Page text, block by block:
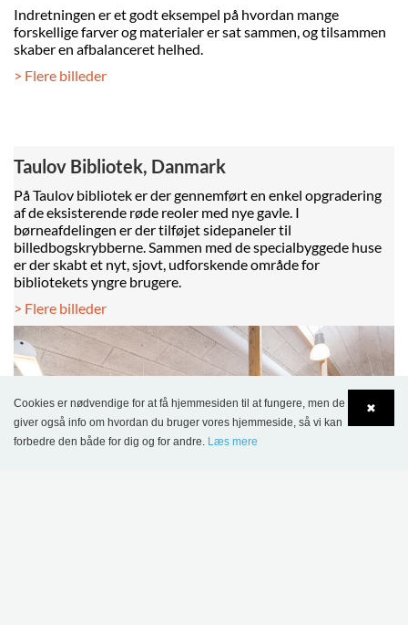
Indretningen er et godt eksempel på hvordan mange
forskellige farver og materialer er sat sammen, og tilsammen
skaber en afbalanceret helhed.
> Flere billeder
Taulov Bibliotek, Danmark
På Taulov bibliotek er der gennemført en enkel opgradering
af de eksisterende røde reoler med nye gavle. I
børneafdelingen er der tilføjet sidepaneler til
billedbogskrybberne. Sammen med de specialbyggede huse
er der skabt et nyt, sjovt, udforskende område for
bibliotekets yngre brugere.
> Flere billeder
✖
Cookies er nødvendige for at få hjemmesiden til at fungere, men de
giver også info om hvordan du bruger vores hjemmeside, så vi kan
forbedre den både for dig og for andre. Læs mere